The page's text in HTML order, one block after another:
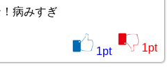
病みすぎ
1pt 1pt